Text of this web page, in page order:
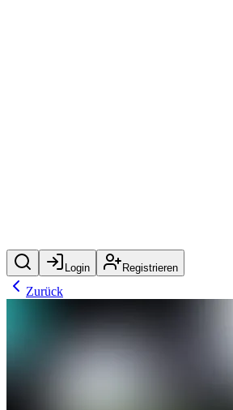
Login Registrieren
Zurück